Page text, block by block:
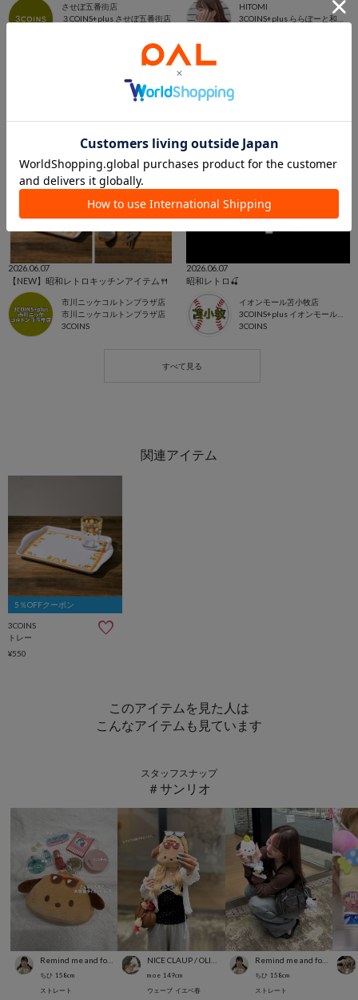
させぼ五番街店
３COINS+plus させぼ五番街店
HITOMI
2026.06.07
【NEW】昭和レトロキッチンアイテム🍴
市川ニッケコルトンプラザ店
市川ニッケコルトンプラザ店
3COINS
2026.06.07
昭和レトロ🍒
イオンモール苫小牧店
3COINS
5％OFFクーポン
3COINS
トレー
¥550
このアイテムを見た人は
こんなアイテムも見ています
スタッフスナップ
＃サンリオ
ちひ 158cm
ストレート
m o e 149cm
ウェーブ イエベ春
Remind me and forever
ちひ 158cm
ストレート